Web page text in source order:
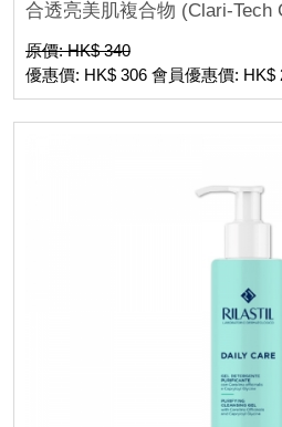
合透亮美肌複合物 (Clari-Tech
原價: HK$ 340
優惠價: HK$ 306 會員優惠價: HK$